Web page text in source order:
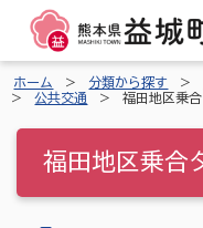
ホーム 分類から探す
公共交通
福田地区乗
福田地区乗合